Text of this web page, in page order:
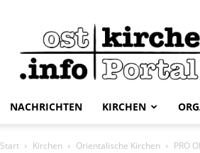
ostkirchen.info
NACHRICHTEN KIRCHEN
Start Kirchen Orientalische Kirchen PRO